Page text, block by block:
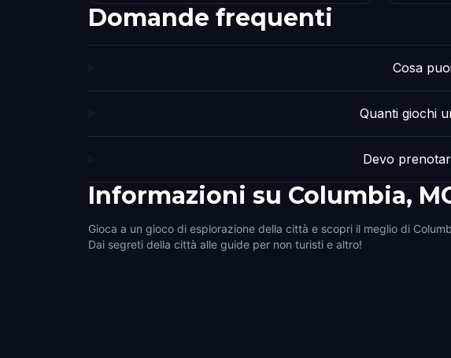
Domande frequenti
Cosa
Quanti giochi
Devo
Informazioni su Columbia,
Gioca a un gioco di esplorazione della città e scopri il meglio di
Dai segreti della città alle guide per non turisti e altro!